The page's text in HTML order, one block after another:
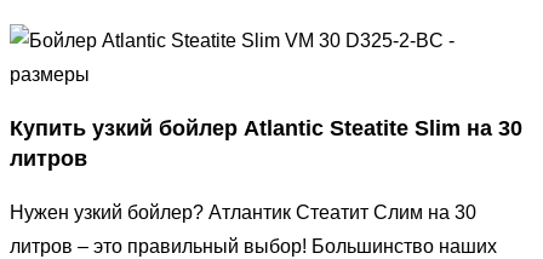
Купить узкий бойлер Atlantic Steatite Slim на 30
литров
Нужен узкий бойлер? Атлантик Стеатит Слим на 30
литров – это правильный выбор! Большинство наших